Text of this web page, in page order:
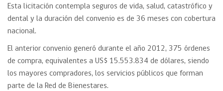
Esta licitación contempla seguros de vida, salud, catastrófico y
dental y la duración del convenio es de 36 meses con cobertura
nacional.
El anterior convenio generó durante el año 2012, 375 órdenes
de compra, equivalentes a US$ 15.553.834 de dólares, siendo
los mayores compradores, los servicios públicos que forman
parte de la Red de Bienestares.